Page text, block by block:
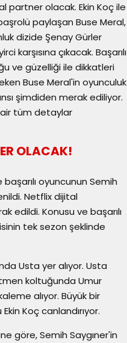
partner olacak. Ekin Koç ile
paylaşan Buse Meral,
dizide Şenay Gürler
karşısına çıkacak. Başarılı
ve güzelliği ile dikkatleri
Buse Meral'in oyunculuk
şimdiden merak ediliyor.
tüm detaylar
OLACAK!
oyuncunun Semih
Netflix dijital
edildi. Konusu ve başarılı
tek sezon şeklinde
Usta yer alıyor. Usta
koltuğunda Umur
alıyor. Büyük bir
Koç canlandırıyor.
göre, Semih Saygıner'in